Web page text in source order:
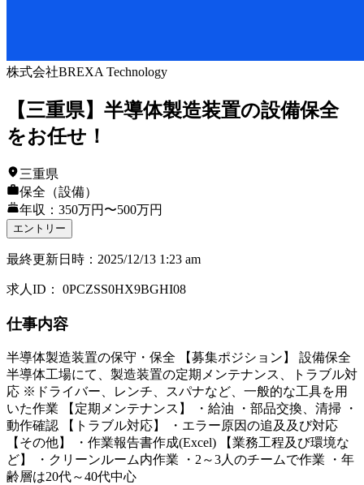
株式会社BREXA Technology
【三重県】半導体製造装置の設備保全
をお任せ！
三重県
保全（設備）
年収：350万円〜500万円
エントリー
最終更新日時 ： 2025/12/13 1:23 am
求人ID ： 0PCZSS0HX9BGHI08
仕事内容
半導体製造装置の保守・保全 【募集ポジション】 設備保全
半導体工場にて、製造装置の定期メンテナンス、トラブル対
応 ※ドライバー、レンチ、スパナなど、一般的な工具を用
いた作業 【定期メンテナンス】 ・給油 ・部品交換、清掃 ・
動作確認 【トラブル対応】 ・エラー原因の追及及び対応
【その他】 ・作業報告書作成(Excel) 【業務工程及び環境な
ど】 ・クリーンルーム内作業 ・2～3人のチームで作業 ・年
齢層は20代～40代中心